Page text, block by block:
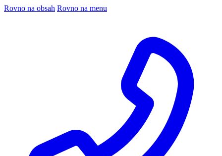
Rovno na obsah Rovno na menu